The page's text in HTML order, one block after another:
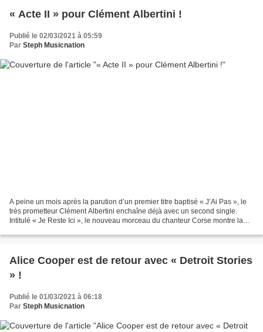
« Acte II » pour Clément Albertini !
Publié le 02/03/2021 à 05:59
Par Steph Musicnation
A peine un mois après la parution d’un premier titre baptisé « J’Ai Pas », le
très prometteur Clément Albertini enchaîne déjà avec un second single.
Intitulé « Je Reste Ici », le nouveau morceau du chanteur Corse montre la
Alice Cooper est de retour avec « Detroit Stories
» !
Publié le 01/03/2021 à 06:18
Par Steph Musicnation